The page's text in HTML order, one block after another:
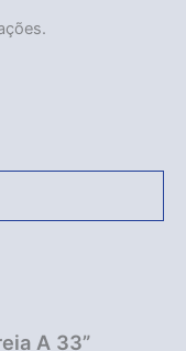
A 33”